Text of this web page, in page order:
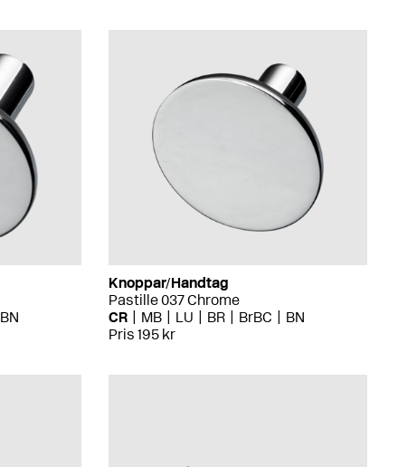
BN
Knoppar/Handtag
Pastille 037 Chrome
CR
MB LU BR BrBC
BN
Pris 195 kr